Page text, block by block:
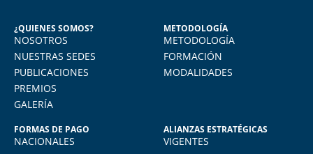
Vivo en Arequipa y llevé el diploma con
total comodidad desde mi casa. La
plataforma virtual de FIDE es muy intuitiva
y muy amigable. La enseñanza virtual es
¿QUIENES SOMOS?
NOSOTROS
NUESTRAS SEDES
PUBLICACIONES
PREMIOS
GALERÍA
METODOLOGÍA
METODOLOGÍA
FORMACIÓN
MODALIDADES
FORMAS DE PAGO
NACIONALES
ALIANZAS ESTRATÉGICAS
VIGENTES